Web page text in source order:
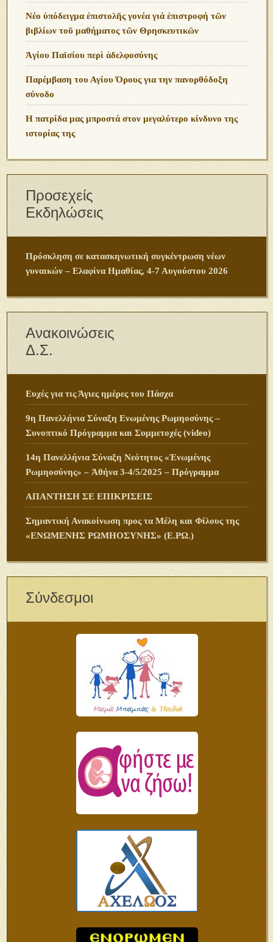
Νέο ὑπόδειγμα ἐπιστολῆς γονέα γιά ἐπιστροφή τῶν
βιβλίων τοῦ μαθήματος τῶν Θρησκευτικῶν
Ἁγίου Παϊσίου περὶ ἀδελφοσύνης
Παρέμβαση του Αγίου Όρους για την πανορθόδοξη
σύνοδο
Η πατρίδα μας μπροστά στον μεγαλύτερο κίνδυνο της
ιστορίας της
Προσεχείς
Εκδηλώσεις
Πρόσκληση σε κατασκηνωτική συγκέντρωση νέων
γυναικών – Ελαφίνα Ημαθίας, 4-7 Αυγούστου 2026
Ανακοινώσεις
Δ.Σ.
Ευχές για τις Άγιες ημέρες του Πάσχα
9η Πανελλήνια Σύναξη Ενωμένης Ρωμηοσύνης –
Συνοπτικό Πρόγραμμα και Συμμετοχές (video)
14η Πανελλήνια Σύναξη Νεότητος «Ἑνωμένης
Ρωμηοσύνης» – Ἀθήνα 3-4/5/2025 – Πρόγραμμα
ΑΠΑΝΤΗΣΗ ΣΕ ΕΠΙΚΡΙΣΕΙΣ
Σημαντική Ανακοίνωση προς τα Μέλη και Φίλους της
«ΕΝΩΜΕΝΗΣ ΡΩΜΗΟΣΥΝΗΣ» (Ε.ΡΩ.)
Σύνδεσμοι